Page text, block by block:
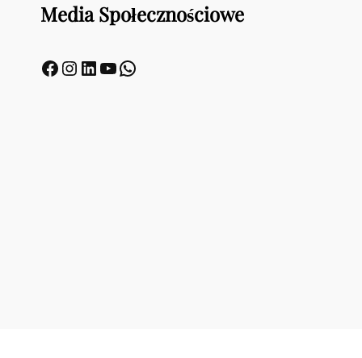
Media Społecznościowe
Facebook
Instagram
LinkedIn
YouTube
WhatsApp